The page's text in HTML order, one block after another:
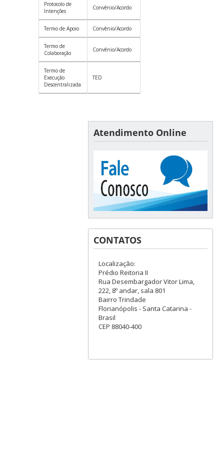
Protocolo de
Intenções
Convênio/Acordo
Termo de Apoio Convênio/Acordo
Termo de
Colaboração
Convênio/Acordo
Termo de
Execução
Descentralizada
TED
Atendimento Online
CONTATOS
Localização:
Prédio Reitoria II
Rua Desembargador Vitor Lima,
222, 8º andar, sala 801
Bairro Trindade
Florianópolis - Santa Catarina -
Brasil
CEP 88040-400